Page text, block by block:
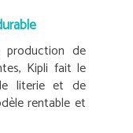
de
Kipli fait le
literie et de
rentable et